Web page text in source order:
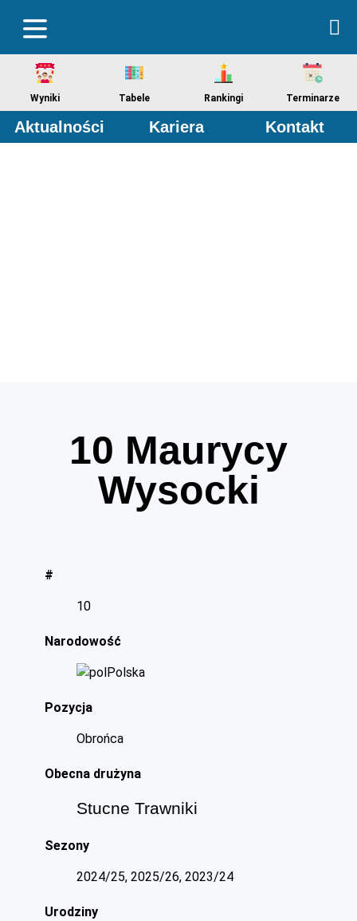
Wyniki Tabele Rankingi Terminarze
Aktualności Kariera Kontakt
10 Maurycy
Wysocki
#
10
Narodowość
Polska
Pozycja
Obrońca
Obecna drużyna
Stucne Trawniki
Sezony
2024/25, 2025/26, 2023/24
Urodziny